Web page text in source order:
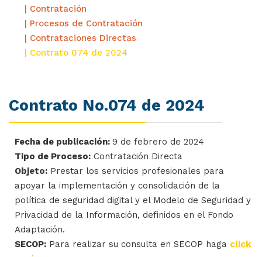
| Contratación
| Procesos de Contratación
| Contrataciones Directas
| Contrato 074 de 2024
Contrato No.074 de 2024
Fecha de publicación: 9 de febrero de 2024
Tipo de Proceso: Contratación Directa
Objeto: Prestar los servicios profesionales para
apoyar la implementación y consolidación de la
política de seguridad digital y el Modelo de Seguridad y
Privacidad de la Información, definidos en el Fondo
Adaptación.
SECOP: Para realizar su consulta en SECOP haga click